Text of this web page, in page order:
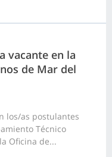
vacante en la
de Mar del
los/as postulantes
Técnico
Oficina de...